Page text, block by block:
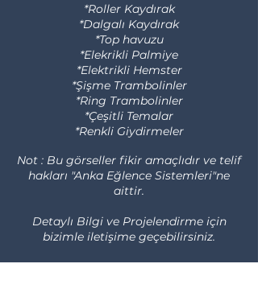
*Roller Kaydırak
*Dalgalı Kaydırak
*Top havuzu
*Elekrikli Palmiye
*Elektrikli Hemster
*Şişme Trambolinler
*Ring Trambolinler
*Çeşitli Temalar
*Renkli Giydirmeler
Not : Bu görseller fikir amaçlıdır ve telif
hakları "Anka Eğlence Sistemleri"ne
aittir.
Detaylı Bilgi ve Projelendirme için
bizimle iletişime geçebilirsiniz.